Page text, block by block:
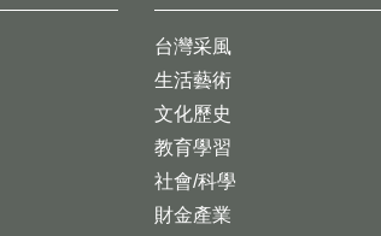
台灣采風
生活藝術
文化歷史
教育學習
社會/科學
財金產業